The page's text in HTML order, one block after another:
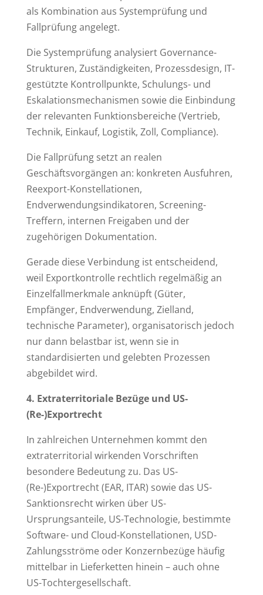
als Kombination aus Systemprüfung und
Fallprüfung angelegt.
Die Systemprüfung analysiert Governance-
Strukturen, Zuständigkeiten, Prozessdesign, IT-
gestützte Kontrollpunkte, Schulungs- und
Eskalationsmechanismen sowie die Einbindung
der relevanten Funktionsbereiche (Vertrieb,
Technik, Einkauf, Logistik, Zoll, Compliance).
Die Fallprüfung setzt an realen
Geschäftsvorgängen an: konkreten Ausfuhren,
Reexport-Konstellationen,
Endverwendungsindikatoren, Screening-
Treffern, internen Freigaben und der
zugehörigen Dokumentation.
Gerade diese Verbindung ist entscheidend,
weil Exportkontrolle rechtlich regelmäßig an
Einzelfallmerkmale anknüpft (Güter,
Empfänger, Endverwendung, Zielland,
technische Parameter), organisatorisch jedoch
nur dann belastbar ist, wenn sie in
standardisierten und gelebten Prozessen
abgebildet wird.
4. Extraterritoriale Bezüge und US-
(Re-)Exportrecht
In zahlreichen Unternehmen kommt den
extraterritorial wirkenden Vorschriften
besondere Bedeutung zu. Das US-
(Re-)Exportrecht (EAR, ITAR) sowie das US-
Sanktionsrecht wirken über US-
Ursprungsanteile, US-Technologie, bestimmte
Software- und Cloud-Konstellationen, USD-
Zahlungsströme oder Konzernbezüge häufig
mittelbar in Lieferketten hinein – auch ohne
US-Tochtergesellschaft.